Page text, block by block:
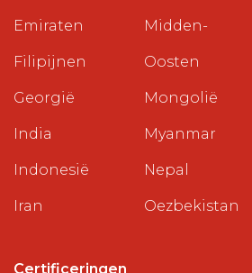
Emiraten
Filipijnen
Georgië
India
Indonesië
Iran
Midden-
Oosten
Mongolië
Myanmar
Nepal
Oezbekistan
Certificeringen